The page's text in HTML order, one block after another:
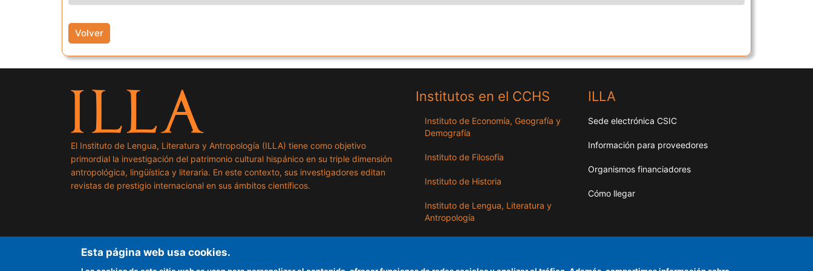
Volver
El Instituto de Lengua, Literatura y Antropología (ILLA) tiene como objetivo
primordial la investigación del patrimonio cultural hispánico en su triple dimensión
antropológica, lingüística y literaria. En este contexto, sus investigadores editan
revistas de prestigio internacional en sus ámbitos científicos.
Institutos en el CCHS
Instituto de Economía, Geografía y
Demografía
Instituto de Filosofía
Instituto de Historia
Instituto de Lengua, Literatura y
Antropología
Próximo
ILLA
Sede electrónica CSIC
Información para proveedores
Organismos financiadores
Cómo llegar
Esta página web usa cookies.